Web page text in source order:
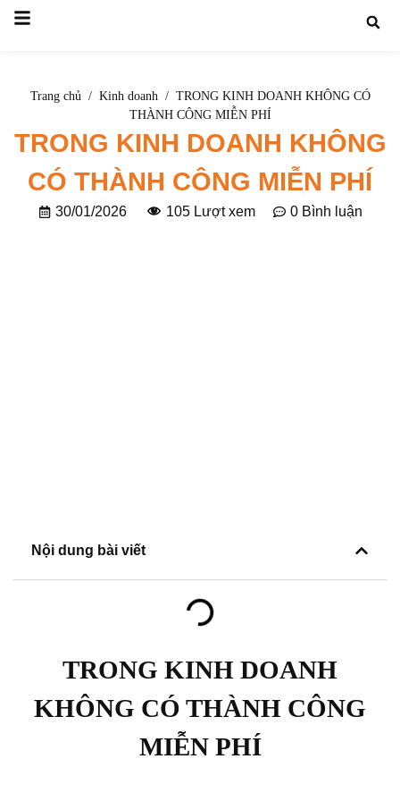
Nhảy
Trang chủ / Kinh doanh / TRONG KINH DOANH KHÔNG CÓ
THÀNH CÔNG MIỄN PHÍ
TRONG KINH DOANH KHÔNG
CÓ THÀNH CÔNG MIỄN PHÍ
30/01/2026 105 0 Bình luận
Nội dung bài viết
TRONG KINH DOANH
KHÔNG CÓ THÀNH CÔNG
MIỄN PHÍ